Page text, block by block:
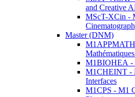
and Creative
MScT-XCin -
Master (DNM)
M1BIOHEA -
M1CHEINT -
Interfaces
M1CPS - M1